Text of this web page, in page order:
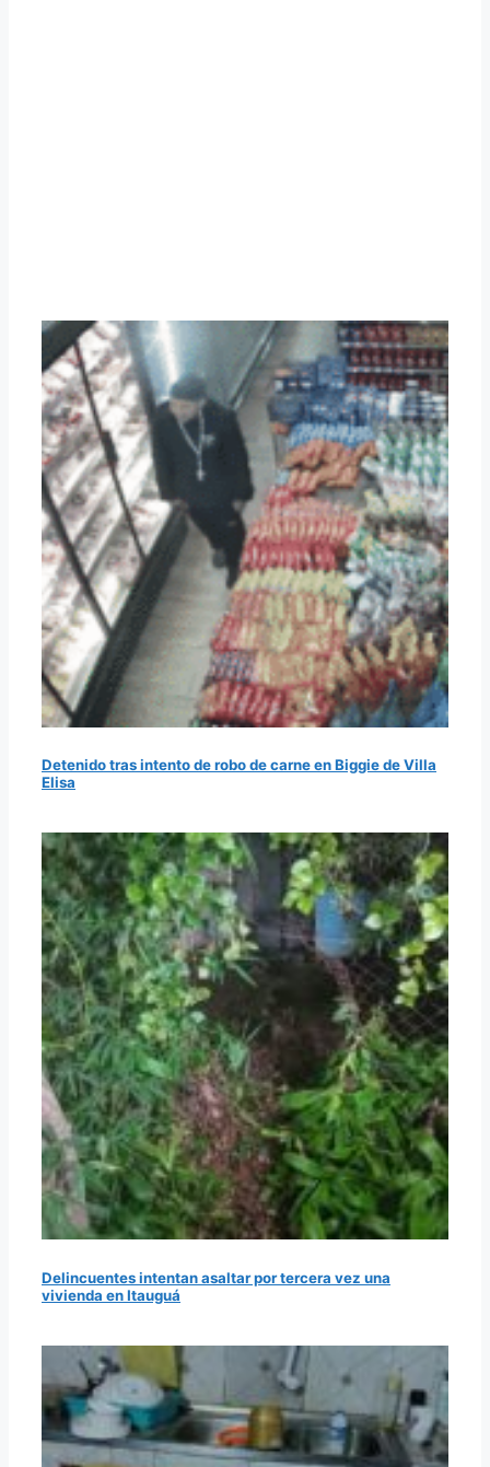
Detenido tras intento de robo de carne en Biggie de Villa
Elisa
Delincuentes intentan asaltar por tercera vez una
vivienda en Itauguá